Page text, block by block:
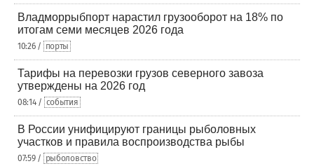
Владморрыбпорт нарастил грузооборот на 18% по
итогам семи месяцев 2026 года
10:26 / порты
Тарифы на перевозки грузов северного завоза
утверждены на 2026 год
08:14 / события
В России унифицируют границы рыболовных
участков и правила воспроизводства рыбы
07:59 / рыболовство